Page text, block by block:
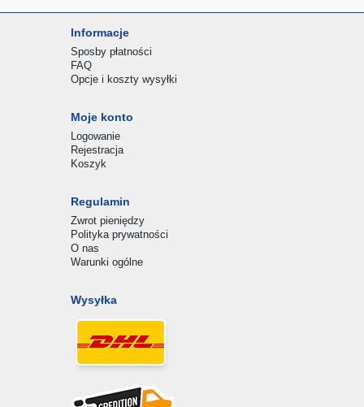
Informacje
Sposby płatności
FAQ
Opcje i koszty wysyłki
Moje konto
Logowanie
Rejestracja
Koszyk
Regulamin
Zwrot pieniędzy
Polityka prywatności
O nas
Warunki ogólne
Wysyłka